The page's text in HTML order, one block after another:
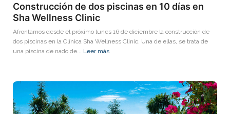
Construcción de dos piscinas en 10 días en
Sha Wellness Clinic
Afrontamos desde el próximo lunes 16 de diciembre la construcción de
dos piscinas en la Clínica Sha Wellness Clinic. Una de ellas, se trata de
una piscina de nado de... Leer más